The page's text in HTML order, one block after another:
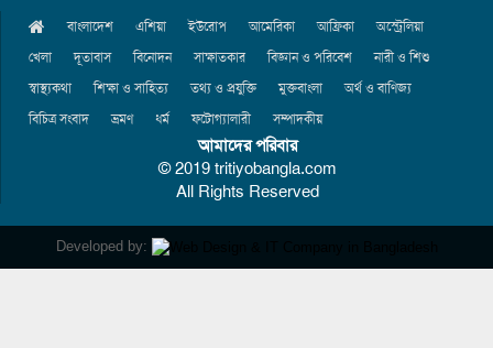
বাংলাদেশ এশিয়া ইউরোপ আমেরিকা আফ্রিকা
অস্ট্রেলিয়া
খেলা
দূতাবাস বিনোদন সাক্ষাতকার বিজ্ঞান ও পরিবেশ
নারী ও শিশু
স্বাস্থ্যকথা
শিক্ষা ও সাহিত্য তথ্য ও প্রযুক্তি মুক্তবাংলা
অর্থ ও বাণিজ্য
বিচিত্র সংবাদ
ভ্রমণ ধর্ম ফটোগ্যালারী সম্পাদকীয়
আমাদের পরিবার
© 2019 tritiyobangla.com
All Rights Reserved
Developed by: